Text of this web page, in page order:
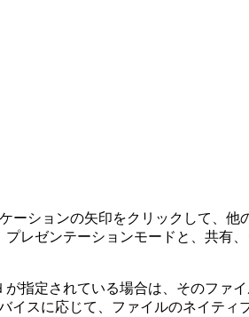
ションの矢印をクリックして、他
レゼンテーションモードと、共有
が指定されている場合は、そのファ
スに応じて、ファイルのネイティ